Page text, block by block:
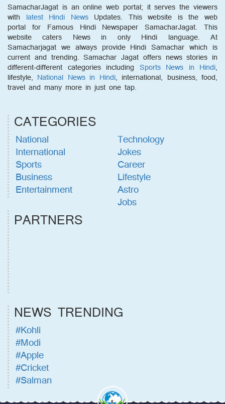
SamacharJagat is an online web portal; it serves the viewers
with latest Hindi NewsUpdates. This website is the web
portal for Famous Hindi Newspaper SamacharJagat. This
website caters News in only Hindi language. At
Samacharjagat we always provide Hindi Samachar which is
current and trending. Samachar Jagat offers news stories in
different-different categories including Sports News in Hindi,
lifestyle, National News in Hindi, international, business, food,
travel and many more in just one tap.
CATEGORIES
National
International
Sports
Business
Entertainment
Technology
Jokes
Career
Lifestyle
Astro
Jobs
PARTNERS
NEWS TRENDING
#Kohli
#Modi
#Apple
#Cricket
#Salman